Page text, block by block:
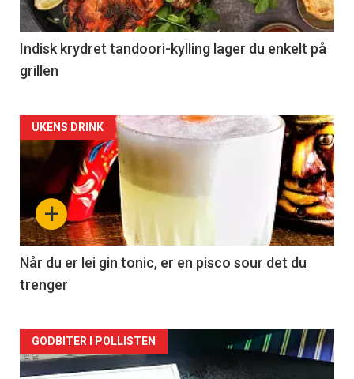
Indisk krydret tandoori-kylling lager du enkelt på
grillen
Forsiden
akkurat
nå
-
2
+
UKENS DRINK
Når du er lei gin tonic, er en pisco sour det du
trenger
Forsiden
GODBITER I POLLISTEN